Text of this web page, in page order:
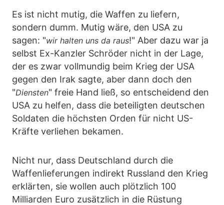
Es ist nicht mutig, die Waffen zu liefern,
sondern dumm. Mutig wäre, den USA zu
sagen: "wir halten uns da raus!" Aber dazu war ja
selbst Ex-Kanzler Schröder nicht in der Lage,
der es zwar vollmundig beim Krieg der USA
gegen den Irak sagte, aber dann doch den
"Diensten" freie Hand ließ, so entscheidend den
USA zu helfen, dass die beteiligten deutschen
Soldaten die höchsten Orden für nicht US-
Kräfte verliehen bekamen.
Nicht nur, dass Deutschland durch die
Waffenlieferungen indirekt Russland den Krieg
erklärten, sie wollen auch plötzlich 100
Milliarden Euro zusätzlich in die Rüstung